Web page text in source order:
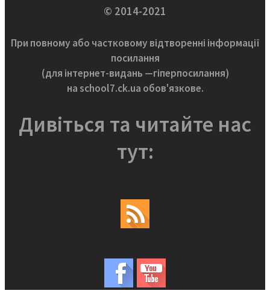
© 2014-2021
При повному або частковому відтворенні інформації
посилання
(для інтернет-видань —гіперпосилання)
на school7.ck.ua обов'язкове.
Дивіться та читайте нас
тут: